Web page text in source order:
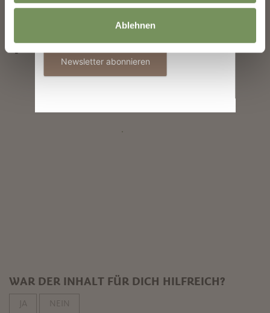
Ablehnen
Kellerei Meran
WAR DER INHALT FÜR DICH HILFREICH?
JA NEIN
Informationen zur Verwendung der Daten
Newsletter abonnieren